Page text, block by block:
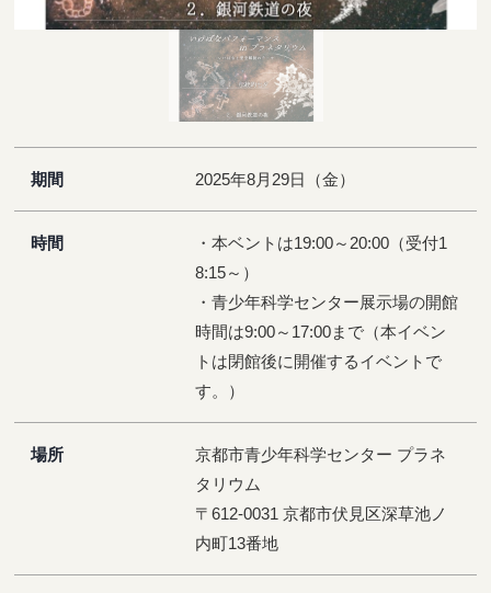
期間 2025年8月29日（金）
時間
・本ベントは19:00～20:00（受付1
8:15～）
・青少年科学センター展示場の開館
時間は9:00～17:00まで（本イベン
トは閉館後に開催するイベントで
す。）
場所
京都市青少年科学センター プラネ
タリウム
〒612-0031 京都市伏見区深草池ノ
内町13番地